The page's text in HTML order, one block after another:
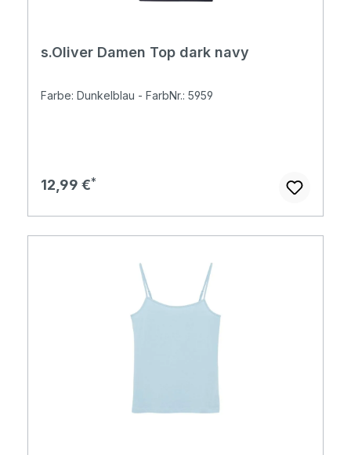
s.Oliver Damen Top dark navy
Farbe: Dunkelblau - FarbNr.: 5959
Regulärer Preis:
12,99 €